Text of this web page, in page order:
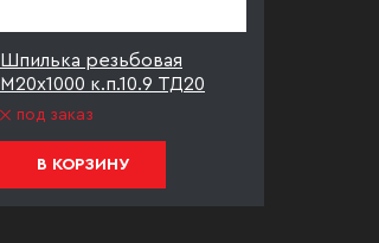
Шпилька резьбовая
М20х1000 к.п.10.9 ТД20
под заказ
В КОРЗИНУ